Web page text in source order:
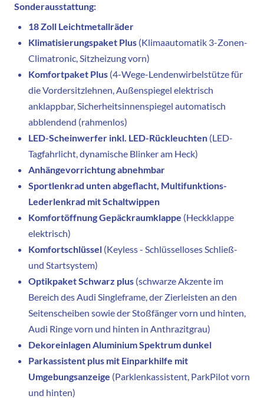
Sonderausstattung:
18 Zoll Leichtmetallräder
Klimatisierungspaket Plus (Klimaautomatik 3-Zonen-
Climatronic, Sitzheizung vorn)
Komfortpaket Plus (4-Wege-Lendenwirbelstütze für
die Vordersitzlehnen, Außenspiegel elektrisch
anklappbar, Sicherheitsinnenspiegel automatisch
abblendend (rahmenlos)
LED-Scheinwerfer inkl. LED-Rückleuchten (LED-
Tagfahrlicht, dynamische Blinker am Heck)
Anhängevorrichtung abnehmbar
Sportlenkrad unten abgeflacht, Multifunktions-
Lederlenkrad mit Schaltwippen
Komfortöffnung Gepäckraumklappe (Heckklappe
elektrisch)
Komfortschlüssel (Keyless - Schlüsselloses Schließ-
und Startsystem)
Optikpaket Schwarz plus (schwarze Akzente im
Bereich des Audi Singleframe, der Zierleisten an den
Seitenscheiben sowie der Stoßfänger vorn und hinten,
Audi Ringe vorn und hinten in Anthrazitgrau)
Dekoreinlagen Aluminium Spektrum dunkel
Parkassistent plus mit Einparkhilfe mit
Umgebungsanzeige (Parklenkassistent, ParkPilot vorn
und hinten)